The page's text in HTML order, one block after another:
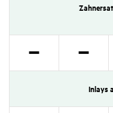
Nicht
Nicht
Inlays